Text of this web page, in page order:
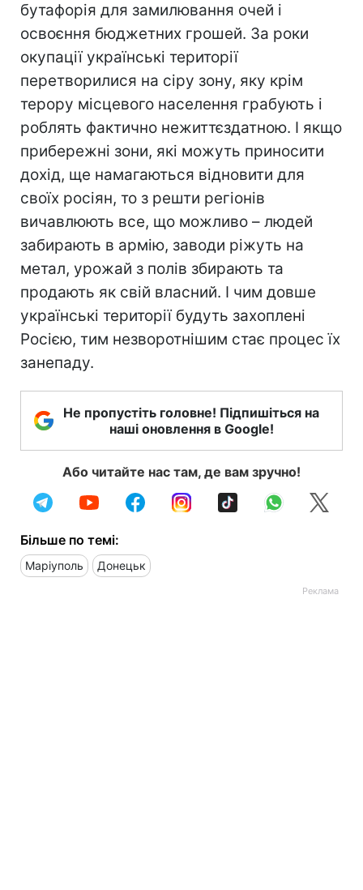
бутафорія для замилювання очей і
освоєння бюджетних грошей. За роки
окупації українські території
перетворилися на сіру зону, яку крім
терору місцевого населення грабують і
роблять фактично нежиттєздатною. І якщо
прибережні зони, які можуть приносити
дохід, ще намагаються відновити для
своїх росіян, то з решти регіонів
вичавлюють все, що можливо – людей
забирають в армію, заводи ріжуть на
метал, урожай з полів збирають та
продають як свій власний. І чим довше
українські території будуть захоплені
Росією, тим незворотнішим стає процес їх
занепаду.
Не пропустіть головне! Підпишіться на
наші оновлення в Google!
Або читайте нас там, де вам зручно!
Більше по темі:
Маріуполь Донецьк